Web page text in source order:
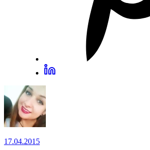
17.04.2015